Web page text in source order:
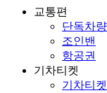
교통편
단독차량
조인밴
항공권
기차티켓
기차티켓